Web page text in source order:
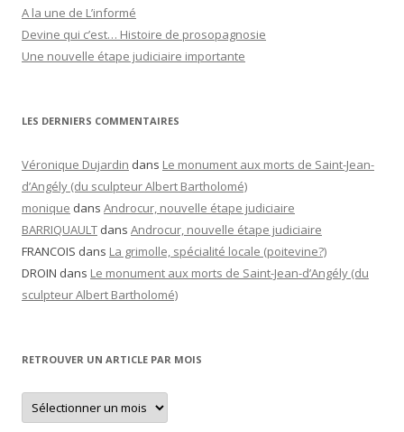
A la une de L’informé
Devine qui c’est… Histoire de prosopagnosie
Une nouvelle étape judiciaire importante
LES DERNIERS COMMENTAIRES
Véronique Dujardin dans Le monument aux morts de Saint-Jean-
d’Angély (du sculpteur Albert Bartholomé)
monique dans Androcur, nouvelle étape judiciaire
BARRIQUAULT dans Androcur, nouvelle étape judiciaire
FRANCOIS dans La grimolle, spécialité locale (poitevine?)
DROIN dans Le monument aux morts de Saint-Jean-d’Angély (du
sculpteur Albert Bartholomé)
RETROUVER UN ARTICLE PAR MOIS
Retrouver
un
article